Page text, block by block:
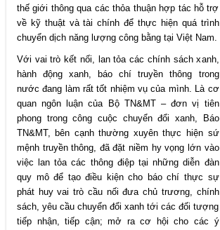
thế giới thông qua các thỏa thuận hợp tác hỗ trợ
về kỹ thuật và tài chính để thực hiện quá trình
chuyển dịch năng lượng công bằng tại Việt Nam.
Với vai trò kết nối, lan tỏa các chính sách xanh,
hành động xanh, báo chí truyền thông trong
nước đang làm rất tốt nhiệm vụ của mình. Là cơ
quan ngôn luận của Bộ TN&MT – đơn vị tiên
phong trong công cuộc chuyển đổi xanh, Báo
TN&MT, bên cạnh thường xuyên thực hiện sứ
mệnh truyền thông, đã đặt niềm hy vọng lớn vào
việc lan tỏa các thông điệp tại những diễn đàn
quy mô để tạo điều kiện cho báo chí thực sự
phát huy vai trò cầu nối đưa chủ trương, chính
sách, yêu cầu chuyển đổi xanh tới các đối tượng
tiếp nhận, tiếp cận; mở ra cơ hội cho các ý